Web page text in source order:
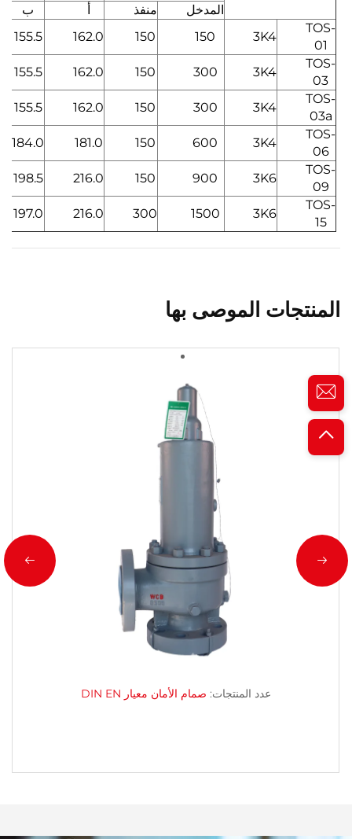
المدخل منفذ
ب
TOS-
01
3K4
150
150
162.0
155.5
TOS-
03
3K4
300
150
162.0
155.5
TOS-
03a
3K4
300
150
162.0
155.5
TOS-
06
3K4
600
150
181.0
184.0
TOS-
09
3K6
900
150
216.0
198.5
TOS-
15
3K6
1500
300
216.0
197.0
المنتجات الموصى بها
عدد المنتجات: صمام الأمان معيار DIN EN